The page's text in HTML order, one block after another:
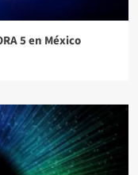
5 en México